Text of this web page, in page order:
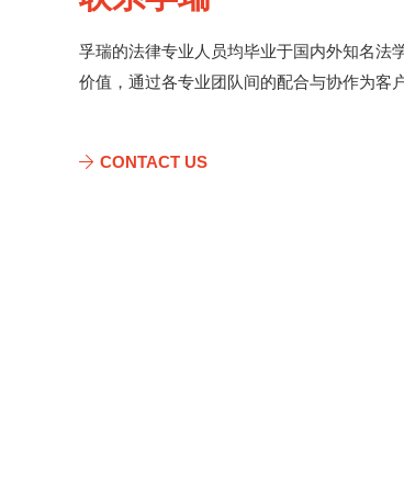
孚瑞的法律专业人员均毕业于国内外知名法
价值，通过各专业团队间的配合与协作为客
CONTACT US